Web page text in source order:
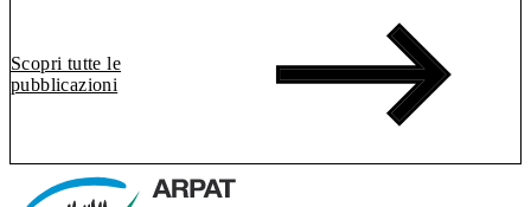
Scopri tutte le
pubblicazioni